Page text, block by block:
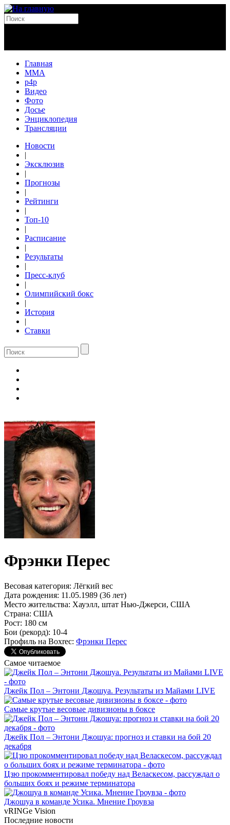
Главная
MMA
p4p
Видео
Фото
Досье
Энциклопедия
Трансляции
Новости
|
Эксклюзив
|
Прогнозы
|
Рейтинги
|
Топ-10
|
Расписание
|
Результаты
|
Пресс-клуб
|
Олимпийский бокс
|
История
|
Ставки
Фрэнки Перес
Весовая категория: Лёгкий вес
Дата рождения: 11.05.1989 (36 лет)
Место жительства: Хауэлл, штат Нью-Джерси, США
Страна: США
Рост: 180 см
Бои (рекорд): 10-4
Профиль на Boxrec: Фрэнки Перес
Самое читаемое
Джейк Пол – Энтони Джошуа. Результаты из Майами LIVE
Самые крутые весовые дивизионы в боксе
Джейк Пол – Энтони Джошуа: прогноз и ставки на бой 20
декабря
Цзю прокомментировал победу над Веласкесом, рассуждал о
больших боях и режиме терминатора
Джошуа в команде Усика. Мнение Гроувза
vRINGe Vision
Последние новости